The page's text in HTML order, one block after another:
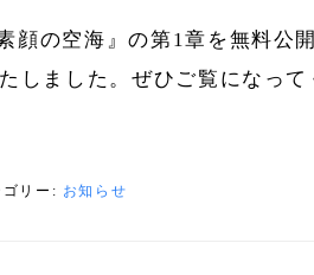
顔の空海』の第1章を無料公
しました。ぜひご覧になって
ゴリー: お知らせ